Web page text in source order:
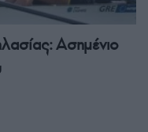
Ασημένιο